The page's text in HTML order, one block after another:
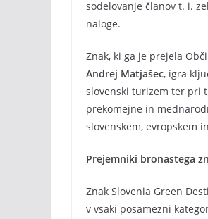
sodelovanje članov t. i.
naloge.
Znak, ki ga je prejela
Andrej Matjašec, igra
slovenski turizem ter pri
prekomejne in
slovenskem, evropskem
Prejemniki bronastega
Znak Slovenia Green
v vsaki posamezni